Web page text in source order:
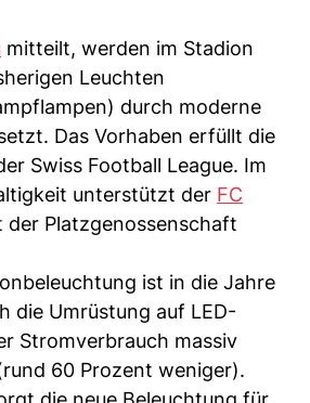
mitteilt, werden im Stadion
Leuchten
durch moderne
Das Vorhaben erfüllt die
Swiss Football League. Im
unterstützt der FC
der Platzgenossenschaft
ist in die Jahre
die Umrüstung auf LED-
Stromverbrauch massiv
60 Prozent weniger).